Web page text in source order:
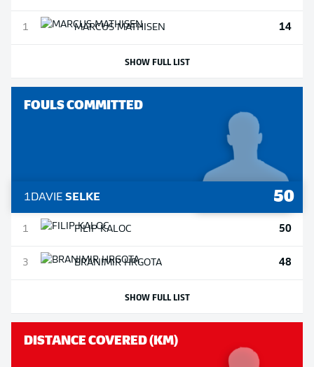
1 MARCUSMATHISEN 14
SHOW FULL LIST
FOULS COMMITTED
1DAVIE SELKE 50
1 FILIPKALOC 50
3 BRANIMIRHRGOTA 48
SHOW FULL LIST
DISTANCE COVERED (KM)